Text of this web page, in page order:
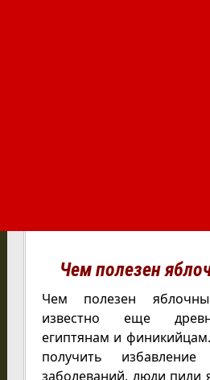
Чем полезен
Чем полезен
известно еще
египтянам и
получить
заболеваний, люди пили